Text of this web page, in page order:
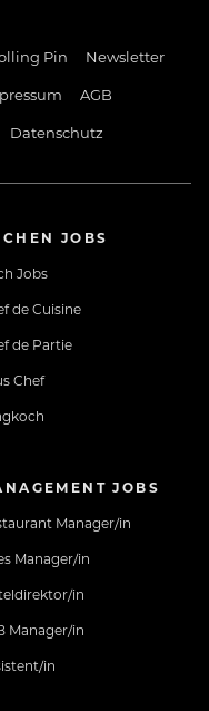
Pin
Newsletter
AGB
Datenschutz
JOBS
Jobs
de Cuisine
de Partie
Chef
JOBS
Manager/in
Manager/in
in
Manager/in
in